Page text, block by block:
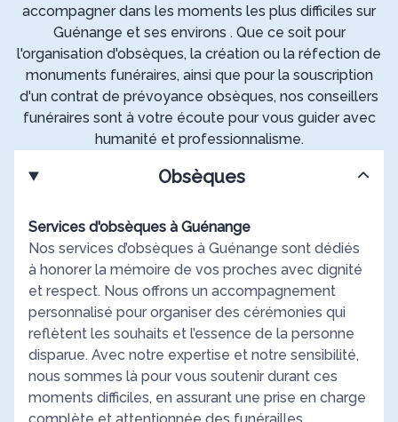
accompagner dans les moments les plus difficiles sur
Guénange et ses environs . Que ce soit pour
l'organisation d'obsèques, la création ou la réfection de
monuments funéraires, ainsi que pour la souscription
d'un contrat de prévoyance obsèques, nos conseillers
funéraires sont à votre écoute pour vous guider avec
humanité et professionnalisme.
Obsèques
Services d'obsèques à Guénange
Nos services d’obsèques à Guénange sont dédiés
à honorer la mémoire de vos proches avec dignité
et respect. Nous offrons un accompagnement
personnalisé pour organiser des cérémonies qui
reflètent les souhaits et l’essence de la personne
disparue. Avec notre expertise et notre sensibilité,
nous sommes là pour vous soutenir durant ces
moments difficiles, en assurant une prise en charge